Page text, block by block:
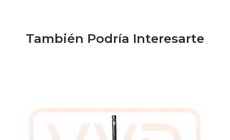
También Podría Interesarte